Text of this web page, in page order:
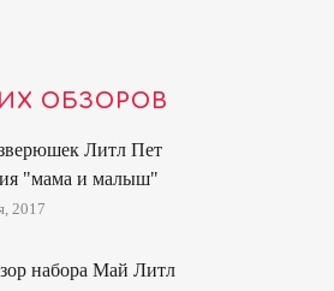
ОБЗОРОВ
Литл Пет
"мама и малыш"
2017
набора Май Литл